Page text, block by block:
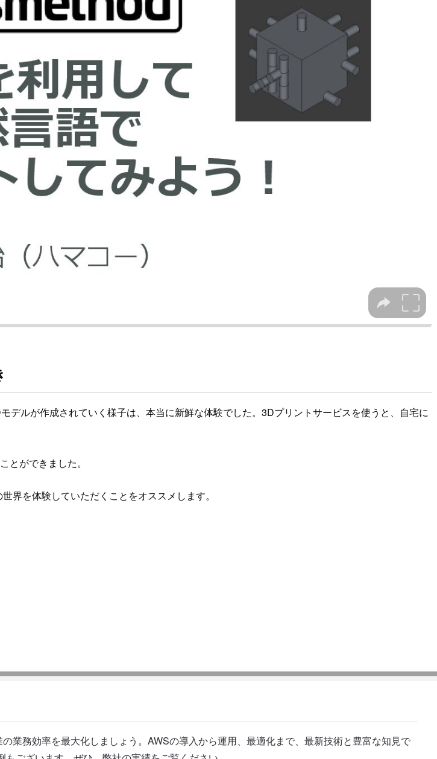
ルが作成されていく様子は、本当に新鮮な体験でした。3Dプリントサービスを使うと、自宅に
とができました。
界を体験していただくことをオススメします。
業務効率を最大化しましょう。AWSの導入から運用、最適化まで、最新技術と豊富な知見で